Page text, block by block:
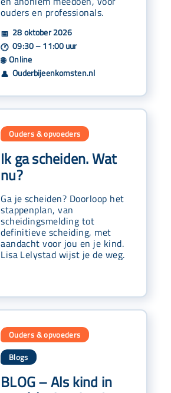
ouders en professionals.
📅 28 oktober 2026
🕐 09:30 – 11:00 uur
🌐 Online
👤 Ouderbijeenkomsten.nl
Ouders & opvoeders
Ik ga scheiden. Wat
nu?
Ga je scheiden? Doorloop het
stappenplan, van
scheidingsmelding tot
definitieve scheiding, met
aandacht voor jou en je kind.
Lisa Lelystad wijst je de weg.
Ouders & opvoeders
Blogs
BLOG – Als kind in